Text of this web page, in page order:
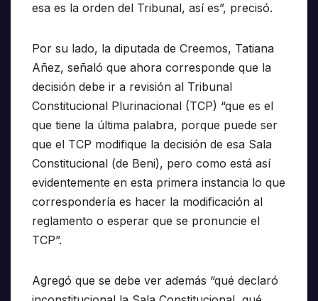
esa es la orden del Tribunal, así es”, precisó.
Por su lado, la diputada de Creemos, Tatiana
Añez, señaló que ahora corresponde que la
decisión debe ir a revisión al Tribunal
Constitucional Plurinacional (TCP) “que es el
que tiene la última palabra, porque puede ser
que el TCP modifique la decisión de esa Sala
Constitucional (de Beni), pero como está así
evidentemente en esta primera instancia lo que
correspondería es hacer la modificación al
reglamento o esperar que se pronuncie el
TCP”.
Agregó que se debe ver además “qué declaró